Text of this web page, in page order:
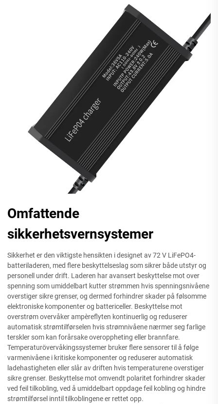
Omfattende
sikkerhetsvernsystemer
Sikkerhet er den viktigste hensikten i designet av 72 V LiFePO4-
batteriladeren, med flere beskyttelseslag som sikrer både utstyr og
personell under drift. Laderen har avansert beskyttelse mot over
spenning som umiddelbart kutter strømmen hvis spenningsnivåene
overstiger sikre grenser, og dermed forhindrer skader på følsomme
elektroniske komponenter og battericeller. Beskyttelse mot
overstrøm overvåker ampèreflyten kontinuerlig og reduserer
automatisk strømtilførselen hvis strømnivåene nærmer seg farlige
terskler som kan forårsake overoppheting eller brannfare.
Temperaturövervåkingssystemer bruker flere sensorer til å følge
varmenivåene i kritiske komponenter og reduserer automatisk
ladehastigheten eller slår av driften hvis temperaturene overstiger
sikre grenser. Beskyttelse mot omvendt polaritet forhindrer skader
ved feil tilkobling, ved å umiddelbart oppdage feil kobling og hindre
strømtilførsel inntil tilkoblingene er rettet opp.